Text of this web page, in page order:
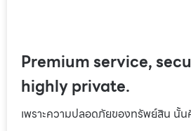
Premium service,
highly private.
เพราะความปลอดภัยของทรัพย์สิน นั้